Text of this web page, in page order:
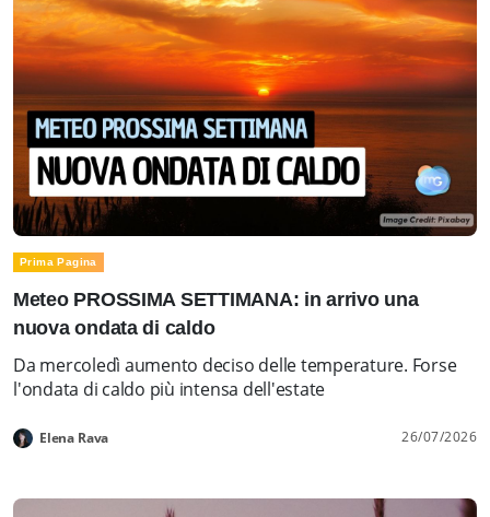
Prima Pagina
Meteo PROSSIMA SETTIMANA: in arrivo una
nuova ondata di caldo
Da mercoledì aumento deciso delle temperature. Forse
l'ondata di caldo più intensa dell'estate
Elena Rava 26/07/2026